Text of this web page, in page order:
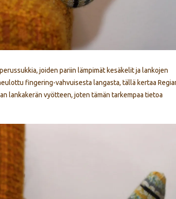
joiden pariin lämpimät kesäkelit ja lankojen
fingering-vahvuisesta langasta, tällä kertaa
lankakerän vyötteen, joten tämän tarkempaa tietoa